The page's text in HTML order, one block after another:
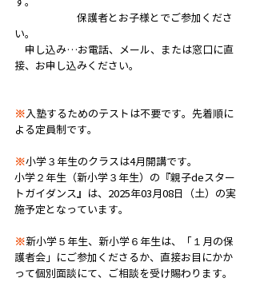
保護者とお子様とでご参加くださ
い。
申し込み…お電話、メール、または窓口に直
接、お申し込みください。
※ 入塾するためのテストは不要です。先着順に
よる定員制です。
※小学３年生のクラスは4月開講です。
小学２年生（新小学３年生）の『親子deスター
トガイダンス』は、2025年03月08日（土）の実
施予定となっています。
※新小学５年生、新小学６年生は、「１月の保
護者会」にご参加くださるか、直接お目にかか
って個別面談にて、ご相談を受け賜わります。